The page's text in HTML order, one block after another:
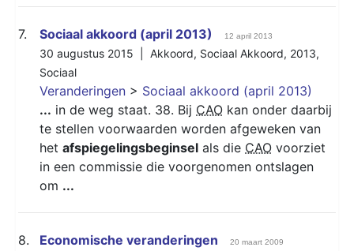
7. Sociaal akkoord (april 2013) 12 april 2013
30 augustus 2015 | Akkoord, Sociaal Akkoord, 2013,
Sociaal
Veranderingen > Sociaal akkoord (april 2013)
... in de weg staat. 38. Bij CAO kan onder daarbij
te stellen voorwaarden worden afgeweken van
het afspiegelingsbeginsel als die CAO voorziet
in een commissie die voorgenomen ontslagen
om ...
8. Economische veranderingen 20 maart 2009